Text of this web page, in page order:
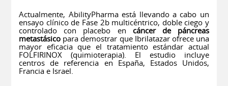
Actualmente, AbilityPharma está llevando a cabo un
ensayo clínico de Fase 2b multicéntrico, doble ciego y
controlado con placebo en cáncer de páncreas
metastásico para demostrar que Ibrilatazar ofrece una
mayor eficacia que el tratamiento estándar actual
FOLFIRINOX (quimioterapia). El estudio incluye
centros de referencia en España, Estados Unidos,
Francia e Israel.